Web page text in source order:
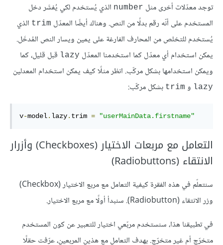
توجد معدّلات أخرى مثل number الذي يُستخدم لكي يُفسَّر دخل
المستخدم على أنّه رقم بدلًا من النص. وهناك أيضًا المعدّل trim الذي
يُستخدم للتخلص من المحارف الفارغة على يمين ويسار النص المُدخَل.
يمكن استخدام أي معدّل كما استخدمنا المعدّل lazy قبل قليل، كما
ويمكن استخدامها بشكل مركّب. انظر مثلًا كيف يمكن استخدام المعدلين
lazy و trim بشكل مركّب:
v-model. lazy. trim = "userMainData.firstname"
التعامل مع مربعات الاختيار (Checkboxes) وأزرار
الانتقاء (Radiobuttons)
سنتعلّم في هذه الفقرة كيفية التعامل مع مربع الاختيار (Checkbox)
وزر الانتقاء (Radiobutton). سنبدأ أولًا مع مربع الاختيار.
في تطبيقنا هذا، سنستخدم مربّعي اختيار للتعبير عن كون المستخدم
متخرّج أم غير متخرّج. بهدف التعامل مع هذين المربعين، عرّفت حقلًا